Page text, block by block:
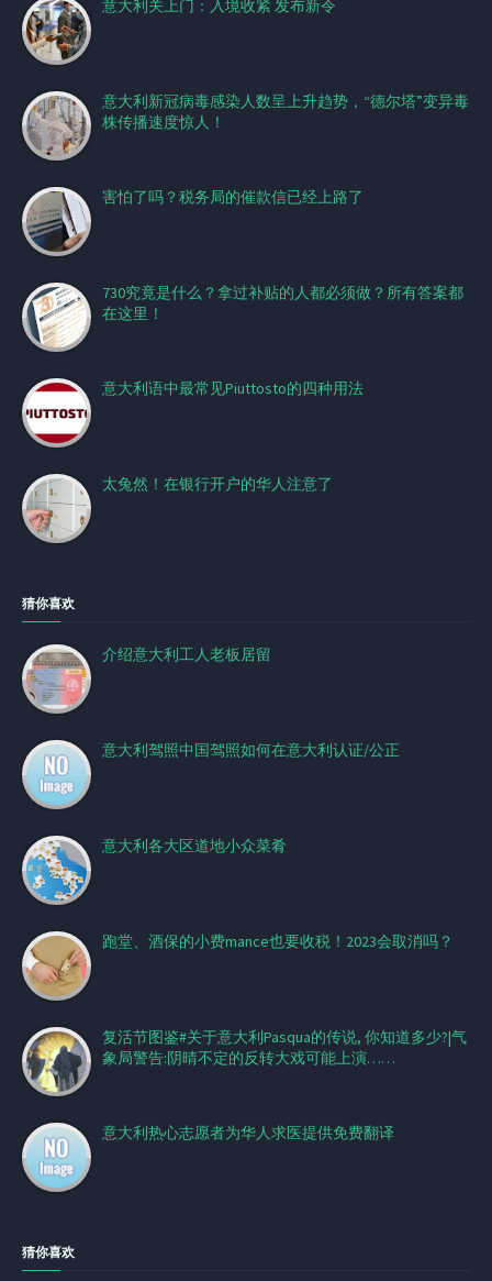
意大利关上门：入境收紧 发布新令
意大利新冠病毒感染人数呈上升趋势，“德尔塔”变异毒
株传播速度惊人！
害怕了吗？税务局的催款信已经上路了
730究竟是什么？拿过补贴的人都必须做？所有答案都
在这里！
意大利语中最常见Piuttosto的四种用法
太兔然！在银行开户的华人注意了
猜你喜欢
介绍意大利工人老板居留
意大利驾照中国驾照如何在意大利认证/公正
意大利各大区道地小众菜肴
跑堂、酒保的小费mance也要收税！2023会取消吗？
复活节图鉴#关于意大利Pasqua的传说, 你知道多少?|气
象局警告:阴晴不定的反转大戏可能上演……
意大利热心志愿者为华人求医提供免费翻译
猜你喜欢